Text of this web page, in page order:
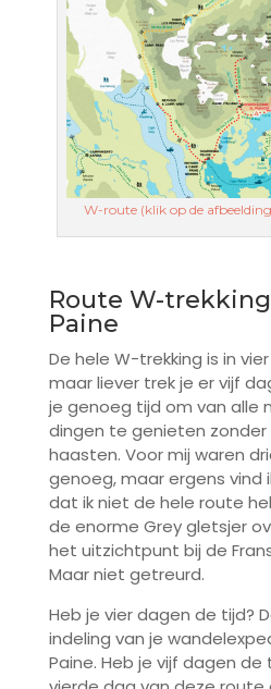
W-route (klik op de
Route W-
Paine
De hele W-trekking is in
maar liever trek je er vijf
je genoeg tijd om van alle
dingen te genieten
haasten. Voor mij waren
genoeg, maar ergens
dat ik niet de hele route
de enorme Grey gletsjer
het uitzichtpunt bij de
Maar niet getreurd.
Heb je vier dagen de tijd?
indeling van je
Paine. Heb je vijf dagen de